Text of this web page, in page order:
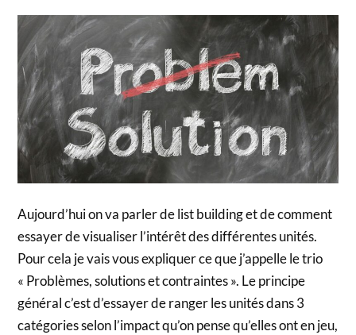
Aujourd’hui on va parler de list building et de comment
essayer de visualiser l’intérêt des différentes unités.
Pour cela je vais vous expliquer ce que j’appelle le trio
« Problèmes, solutions et contraintes ». Le principe
général c’est d’essayer de ranger les unités dans 3
catégories selon l’impact qu’on pense qu’elles ont en jeu,